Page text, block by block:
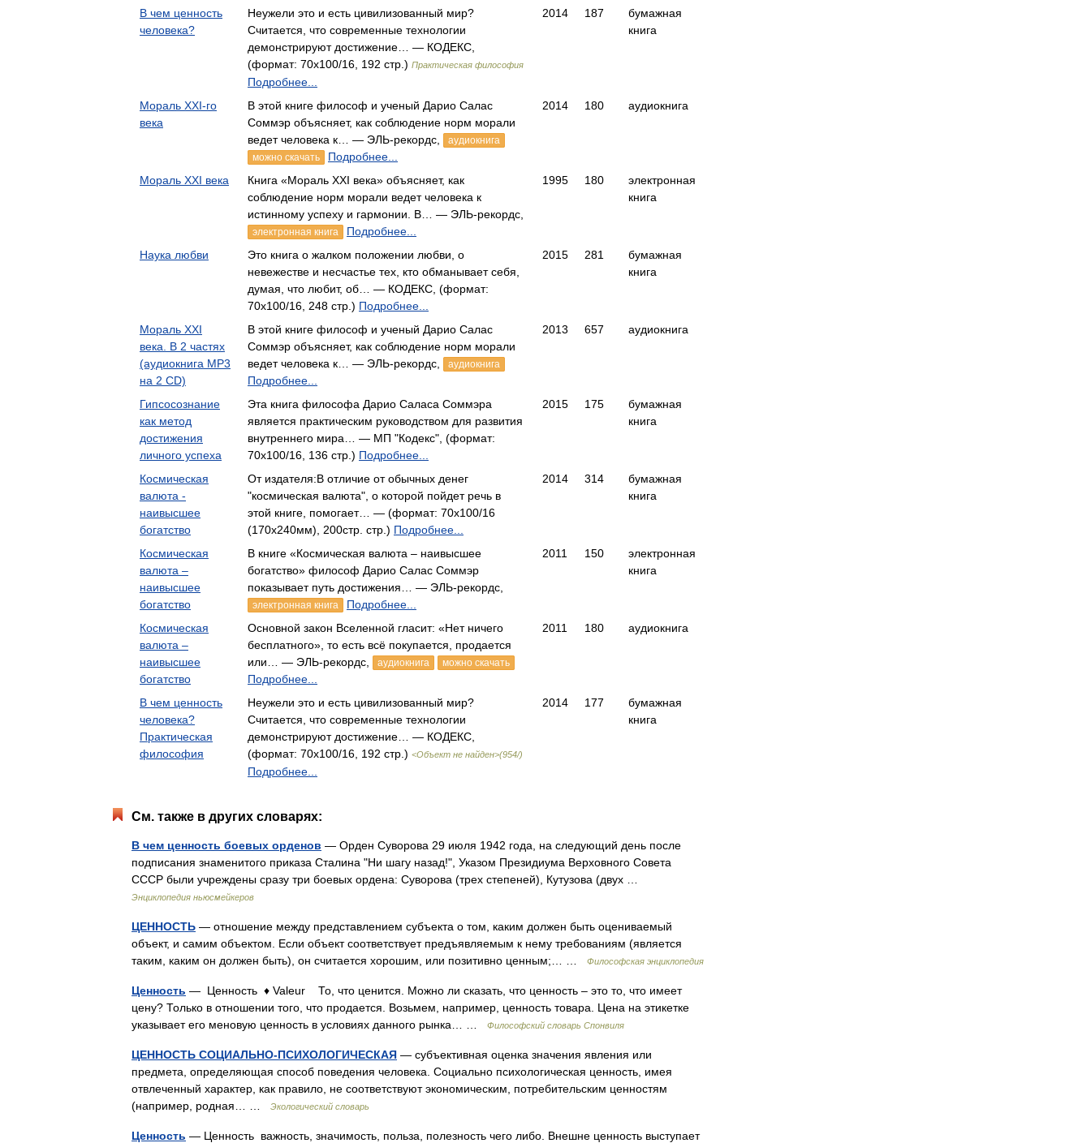
В чем ценность
человека?
Неужели это и есть цивилизованный мир?
Считается, что современные технологии
демонстрируют достижение… — КОДЕКС,
(формат: 70x100/16, 192 стр.) Практическая философия
Подробнее...
2014 187
бумажная
книга
Мораль XXI-го
века
В этой книге философ и ученый Дарио Салас
Соммэр объясняет, как соблюдение норм морали
ведет человека к… — ЭЛЬ-рекордс,
аудиокнига
можно скачать
Подробнее...
2014 180 аудиокнига
Мораль XXI века
Книга «Мораль XXI века» объясняет, как
соблюдение норм морали ведет человека к
истинному успеху и гармонии. В… — ЭЛЬ-рекордс,
электронная книга Подробнее...
1995 180
электронная
книга
Наука любви
Это книга о жалком положении любви, о
невежестве и несчастье тех, кто обманывает себя,
думая, что любит, об… — КОДЕКС, (формат:
70x100/16, 248 стр.) Подробнее...
2015 281
бумажная
книга
Мораль XXI
века. В 2 частях
(аудиокнига MP3
на 2 CD)
В этой книге философ и ученый Дарио Салас
Соммэр объясняет, как соблюдение норм морали
ведет человека к… — ЭЛЬ-рекордс,
аудиокнига
Подробнее...
2013 657 аудиокнига
Гипсосознание
как метод
достижения
личного успеха
Эта книга философа Дарио Саласа Соммэра
является практическим руководством для развития
внутреннего мира… — МП "Кодекс", (формат:
70x100/16, 136 стр.) Подробнее...
2015 175
бумажная
книга
Космическая
валюта -
наивысшее
богатство
От издателя:В отличие от обычных денег
"космическая валюта", о которой пойдет речь в
этой книге, помогает… — (формат: 70x100/16
(170x240мм), 200стр. стр.) Подробнее...
2014 314
бумажная
книга
Космическая
валюта –
наивысшее
богатство
В книге «Космическая валюта – наивысшее
богатство» философ Дарио Салас Соммэр
показывает путь достижения… — ЭЛЬ-рекордс,
электронная книга Подробнее...
2011 150
электронная
книга
Космическая
валюта –
наивысшее
богатство
Основной закон Вселенной гласит: «Нет ничего
бесплатного», то есть всё покупается, продается
или… — ЭЛЬ-рекордс,
аудиокнига можно скачать
Подробнее...
2011 180 аудиокнига
В чем ценность
человека?
Практическая
философия
Неужели это и есть цивилизованный мир?
Считается, что современные технологии
демонстрируют достижение… — КОДЕКС,
(формат: 70x100/16, 192 стр.) <Объект не найден>(954/)
Подробнее...
2014 177
бумажная
книга
См. также в других словарях:
В чем ценность боевых орденов — Орден Суворова 29 июля 1942 года, на следующий день после
подписания знаменитого приказа Сталина "Ни шагу назад!", Указом Президиума Верховного Совета
СССР были учреждены сразу три боевых ордена: Суворова (трех степеней), Кутузова (двух …
Энциклопедия ньюсмейкеров
ЦЕННОСТЬ — отношение между представлением субъекта о том, каким должен быть оцениваемый
объект, и самим объектом. Если объект соответствует предъявляемым к нему требованиям (является
таким, каким он должен быть), он считается хорошим, или позитивно ценным;… …
Философская энциклопедия
Ценность — Ценность ♦ Valeur То, что ценится. Можно ли сказать, что ценность – это то, что имеет
цену? Только в отношении того, что продается. Возьмем, например, ценность товара. Цена на этикетке
указывает его меновую ценность в условиях данного рынка… …
Философский словарь Спонвиля
ЦЕННОСТЬ СОЦИАЛЬНО-ПСИХОЛОГИЧЕСКАЯ — субъективная оценка значения явления или
предмета, определяющая способ поведения человека. Социально психологическая ценность, имея
отвлеченный характер, как правило, не соответствуют экономическим, потребительским ценностям
(например, родная… …
Экологический словарь
Ценность — Ценность важность, значимость, польза, полезность чего либо. Внешне ценность выступает